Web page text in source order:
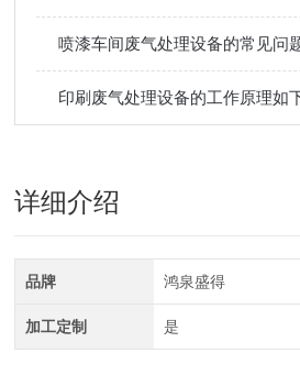
喷漆车间废气处理设备的常见问
印刷废气处理设备的工作原理如
详细介绍
品牌 鸿泉盛得
加工定制 是